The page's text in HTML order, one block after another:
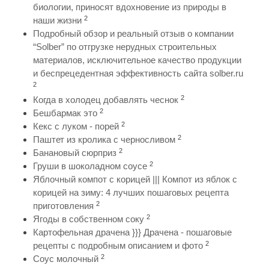
биологии, приносят вдохновение из природы в
наши жизни 2
Подробный обзор и реальный отзыв о компании
“Solber” по отгрузке нерудных строительных
материалов, исключительное качество продукции
и беспрецедентная эффективность сайта solber.ru
2
Когда в холодец добавлять чеснок 2
Бешбармак это 2
Кекс с луком - порей 2
Паштет из кролика с черносливом 2
Банановый сюрприз 2
Груши в шоколадном соусе 2
Яблочный компот с корицей ||| Компот из яблок с
корицей на зиму: 4 лучших пошаговых рецепта
приготовления 2
Ягоды в собственном соку 2
Картофельная драчена }}} Драчена - пошаговые
рецепты с подробным описанием и фото 2
Соус молочный 2